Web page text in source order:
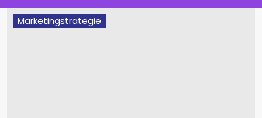
Skip
Marketingstrategie